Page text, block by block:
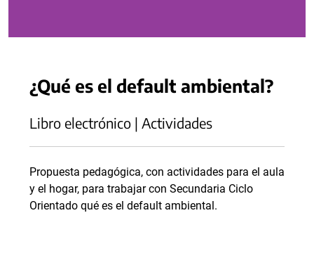
¿Qué es el default ambiental?
Libro electrónico | Actividades
Propuesta pedagógica, con actividades para el aula
y el hogar, para trabajar con Secundaria Ciclo
Orientado qué es el default ambiental.